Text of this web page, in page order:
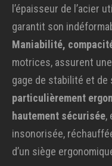
l’épaisseur de l’acier
garantit son
Maniabilité,
motrices, assurent
gage de stabilité et de
particulièrement
hautement sécurisée,
insonorisée,
d’un siège